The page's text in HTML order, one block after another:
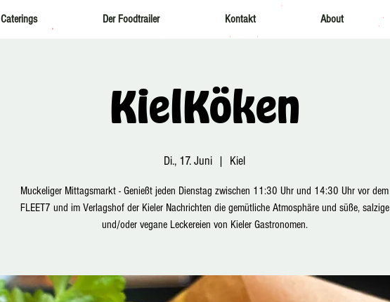
Caterings Der Foodtrailer Kontakt About
KielKöken
Di., 17. Juni
  |
Kiel
Muckeliger Mittagsmarkt - Genießt jeden Dienstag zwischen 11:30 Uhr und 14:30 Uhr vor dem
FLEET7 und im Verlagshof der Kieler Nachrichten die gemütliche Atmosphäre und süße, salzige
und/oder vegane Leckereien von Kieler Gastronomen.